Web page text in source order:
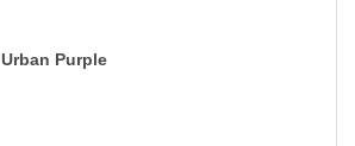
Urban Purple